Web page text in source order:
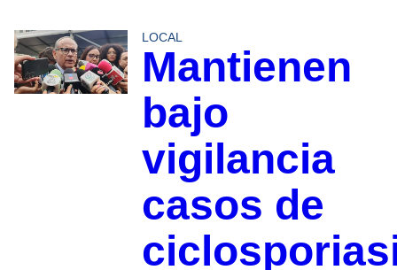
LOCAL
Mantienen
bajo
vigilancia
casos de